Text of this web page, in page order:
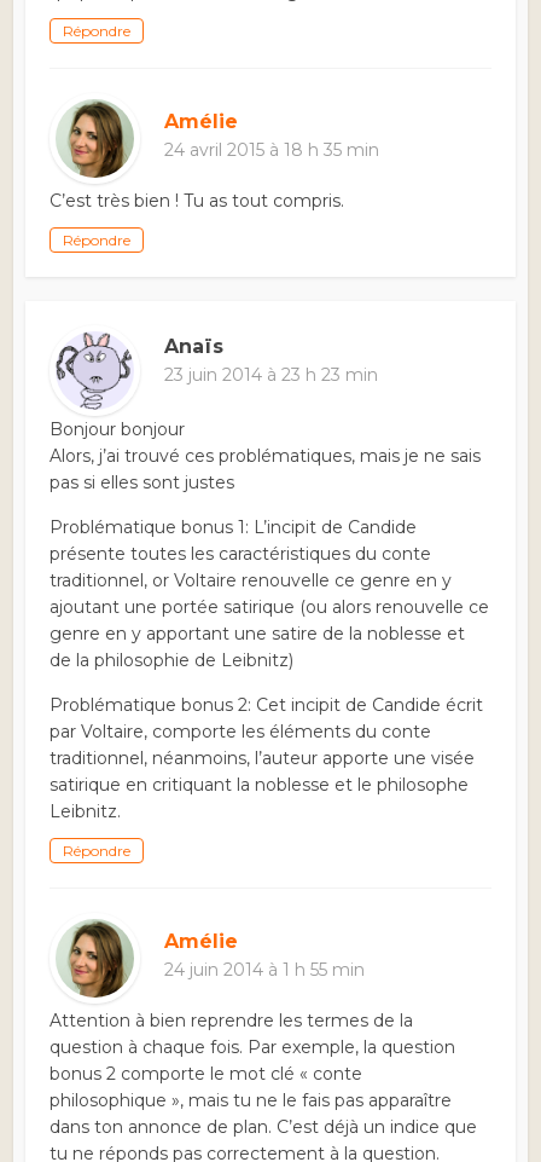
Répondre
Amélie
24 avril 2015 à 18 h 35 min
C’est très bien ! Tu as tout compris.
Répondre
Anaïs
23 juin 2014 à 23 h 23 min
Bonjour bonjour
Alors, j’ai trouvé ces problématiques, mais je ne sais
pas si elles sont justes
Problématique bonus 1: L’incipit de Candide
présente toutes les caractéristiques du conte
traditionnel, or Voltaire renouvelle ce genre en y
ajoutant une portée satirique (ou alors renouvelle ce
genre en y apportant une satire de la noblesse et
de la philosophie de Leibnitz)
Problématique bonus 2: Cet incipit de Candide écrit
par Voltaire, comporte les éléments du conte
traditionnel, néanmoins, l’auteur apporte une visée
satirique en critiquant la noblesse et le philosophe
Leibnitz.
Répondre
Amélie
24 juin 2014 à 1 h 55 min
Attention à bien reprendre les termes de la
question à chaque fois. Par exemple, la question
bonus 2 comporte le mot clé « conte
philosophique », mais tu ne le fais pas apparaître
dans ton annonce de plan. C’est déjà un indice que
tu ne réponds pas correctement à la question.